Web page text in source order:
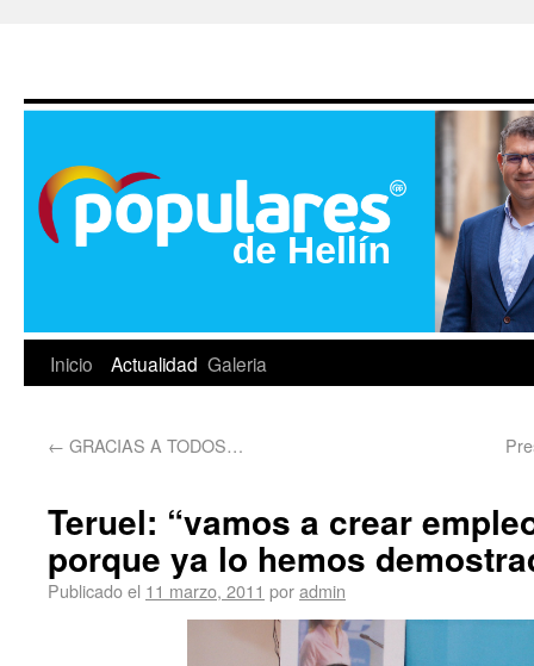
Inicio Actualidad Galeria
← GRACIAS A TODOS…
Teruel: “vamos a crear
porque ya lo hemos
Publicado el 11 marzo, 2011 poradmin